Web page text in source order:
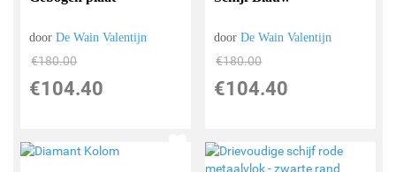
doorDe Wain Valentijn
€180.00
€104.40
doorDe Wain Valentijn
€180.00
€104.40